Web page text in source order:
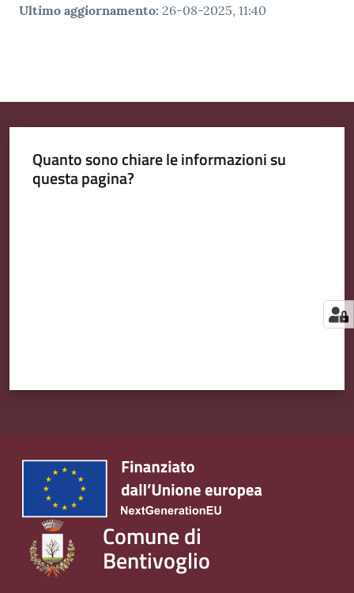
Ultimo aggiornamento: 26-08-2025, 11:40
Quanto sono chiare le informazioni su
questa pagina?
Comune di
Bentivoglio